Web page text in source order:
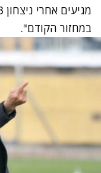
במחזור הקודם".